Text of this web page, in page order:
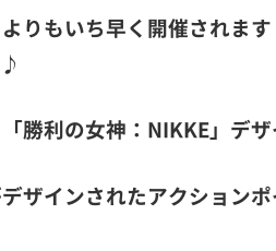
りもいち早く開催されます
勝利の女神：NIKKE」デ
ザインされたアクション